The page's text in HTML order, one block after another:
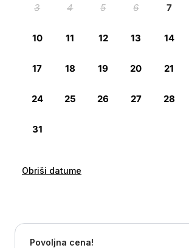
Obriši datume
Povoljna cena!